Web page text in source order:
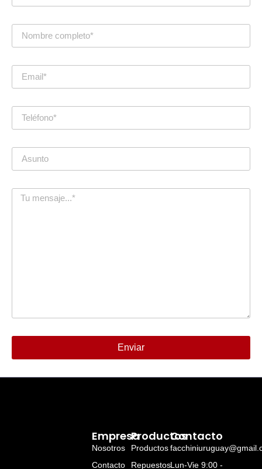
Enviar
Productos
Productos
Repuestos
Empresa
Nosotros
Contacto
Contacto
Lun-Vie 9:00 -